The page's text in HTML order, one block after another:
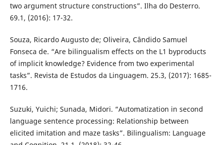
two argument structure constructions”. Ilha do Desterro.
69.1, (2016): 17-32.
Souza, Ricardo Augusto de; Oliveira, Cândido Samuel
Fonseca de. “Are bilingualism effects on the L1 byproducts
of implicit knowledge? Evidence from two experimental
tasks”. Revista de Estudos da Linguagem. 25.3, (2017): 1685-
1716.
Suzuki, Yuichi; Sunada, Midori. “Automatization in second
language sentence processing: Relationship between
elicited imitation and maze tasks”. Bilingualism: Language